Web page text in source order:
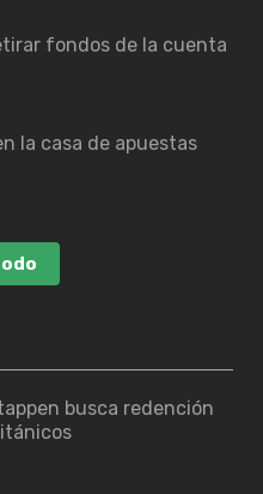
fondos de la cuenta
la casa de apuestas
busca redención